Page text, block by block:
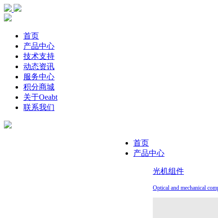
首页
产品中心
技术支持
动态资讯
服务中心
积分商城
关于Oeabt
联系我们
首页
产品中心
光机组件
Optical and mechanical